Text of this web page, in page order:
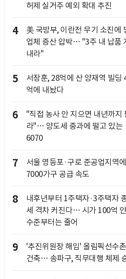
허제 실거주 예외 확대 추진
4
美 국방부, 이란전 무기 소진에
업체 증산 압박… "3주 내 납품
내라"
5
서장훈, 28억에 산 양재역 빌딩
억에 내놨다
6
"직접 농사 안 지으면 내년까지
라"… 양도세 중과에 떨고 있는
6070
7
서울 영등포·구로 준공업지역
7000가구 공급 속도
8
내후년부터 1주택자·3주택자
세 격차 커진다… 시가 100억
수준부터는 줄어
9
'추진위원장 해임' 올림픽선수
건축… 송파구, 직무대행 체제